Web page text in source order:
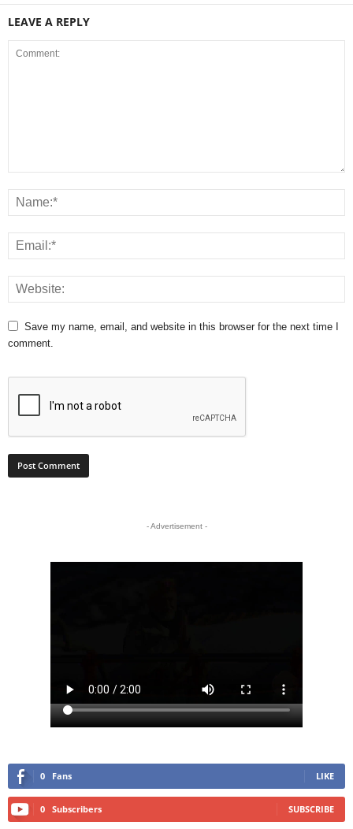
LEAVE A REPLY
Save my name, email, and website in this browser for the next time I
comment.
- Advertisement -
0 Fans LIKE
0 Subscribers SUBSCRIBE